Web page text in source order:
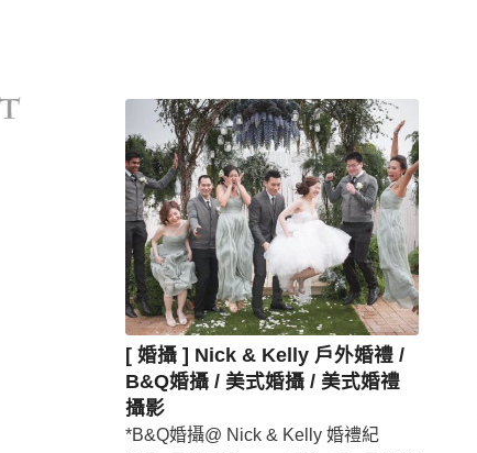
[ 婚攝 ] Nick & Kelly 戶外婚禮 /
B&Q婚攝 / 美式婚攝 / 美式婚禮
攝影
*B&Q婚攝@ Nick & Kelly 婚禮紀